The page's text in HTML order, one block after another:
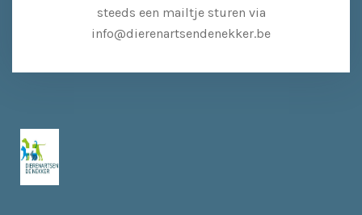
steeds een mailtje sturen via
info@dierenartsendenekker.be